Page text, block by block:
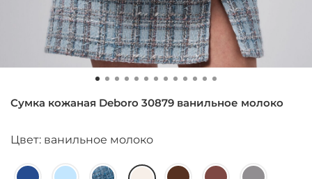
Сумка кожаная Deboro 30879 ванильное молоко
Цвет: ванильное молоко